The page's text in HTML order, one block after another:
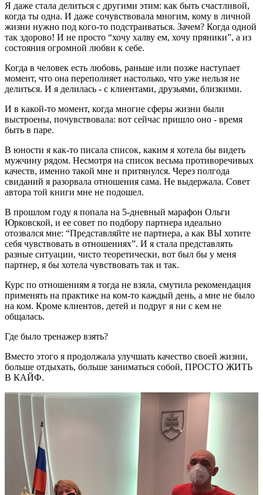
Я даже стала делиться с другими этим: как быть счастливой,
когда ты одна. И даже сочувствовала многим, кому в личной
жизни нужно под кого-то подстраиваться. Зачем? Когда одной
так здорово! И не просто “хочу халву ем, хочу пряники”, а из
состояния огромной любви к себе.
Когда в человек есть любовь, раньше или позже наступает
момент, что она переполняет настолько, что уже нельзя не
делиться. И я делилась - с клиентами, друзьями, близкими.
И в какой-то момент, когда многие сферы жизни были
выстроены, почувствовала: вот сейчас пришло оно - время
быть в паре.
В юности я как-то писала список, каким я хотела бы видеть
мужчину рядом. Несмотря на список весьма противоречивых
качеств, именно такой мне и притянулся. Через полгода
свиданий я разорвала отношения сама. Не выдержала. Совет
автора той книги мне не подошел.
В прошлом году я попала на 5-дневный марафон Ольги
Юрковской, и ее совет по подбору партнера идеально
отозвался мне: “Представляйте не партнера, а как ВЫ хотите
себя чувствовать в отношениях”. И я стала представлять
разные ситуации, чисто теоретически, вот был бы у меня
партнер, я бы хотела чувствовать так и так.
Курс по отношениям я тогда не взяла, смутила рекомендация
применять на практике на ком-то каждый день, а мне не было
на ком. Кроме клиентов, детей и подруг я ни с кем не
общалась.
Где было тренажер взять?
Вместо этого я продолжала улучшать качество своей жизни,
больше отдыхать, больше заниматься собой, ПРОСТО ЖИТЬ
В КАЙФ.